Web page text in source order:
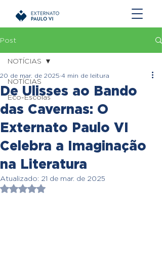
Post
NOTÍCIAS
Eco-Escolas
NOTÍCIAS
De Ulisses ao Bando
das Cavernas: O
Externato Paulo VI
Celebra a Imaginação
na Literatura
20 de mar. de 2025 4 min de leitura
Atualizado: 21 de mar. de 2025
Avaliado com NaN de 5 estrelas.